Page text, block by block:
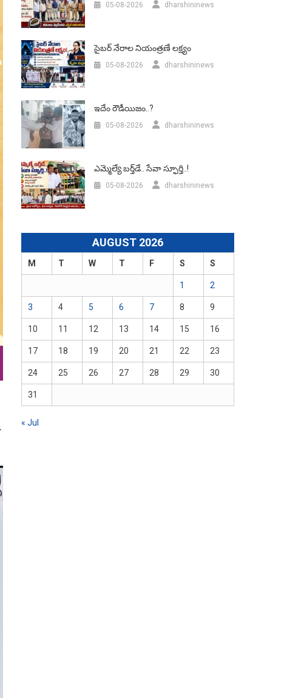
05-08-2026 dharshininews
సైబర్ నేరాల నియంత్రణే లక్ష్యం
05-08-2026 dharshininews
ఇదేం రౌడీయిజం..?
05-08-2026 dharshininews
ఎమ్మెల్యే బర్త్‌డే.. సేవా స్ఫూర్తి..!
05-08-2026 dharshininews
AUGUST 2026
M T W T F S S
1 2
3 4 5 6 7 8 9
10 11 12 13 14 15 16
17 18 19 20 21 22 23
24 25 26 27 28 29 30
31
« Jul